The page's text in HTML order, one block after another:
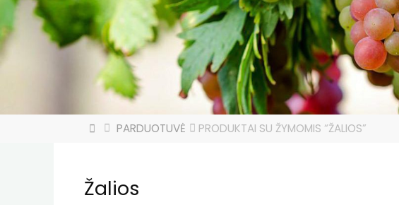
HOMEPARDUOTUVĖ PRODUKTAI SU ŽYMOMIS “ŽALIOS”
Žalios